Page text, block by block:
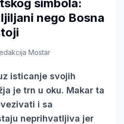
simbola:
nego Bosna
Mostar
isticanje svojih
je trn u oku. Makar ta
i sa
neprihvatljiva jer